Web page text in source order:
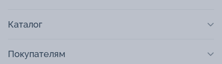
Каталог
Покупателям